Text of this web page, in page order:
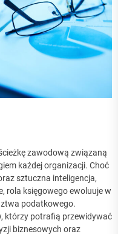
zawodową związaną
każdej organizacji. Choć
sztuczna inteligencja,
rola księgowego ewoluuje w
podatkowego.
którzy potrafią przewidywać
biznesowych oraz